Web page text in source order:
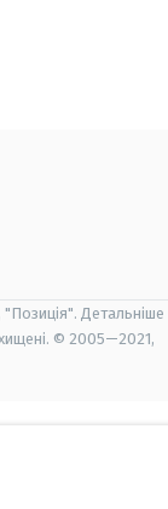
"Позиція". Детальніше
© 2005—2021,